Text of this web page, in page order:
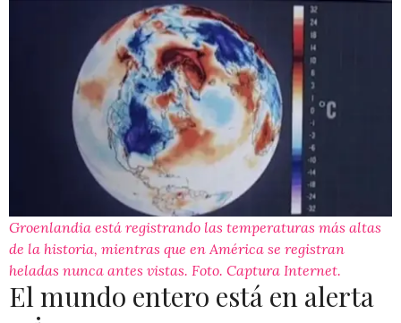
Groenlandia está registrando las temperaturas más altas
de la historia, mientras que en América se registran
heladas nunca antes vistas. Foto. Captura Internet.
El mundo entero está en alerta